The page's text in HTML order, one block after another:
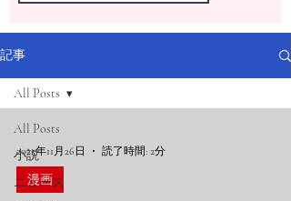
記事
All Posts
小説
ニュース
All Posts
2025年11月26日 読了時間: 2分
漫画